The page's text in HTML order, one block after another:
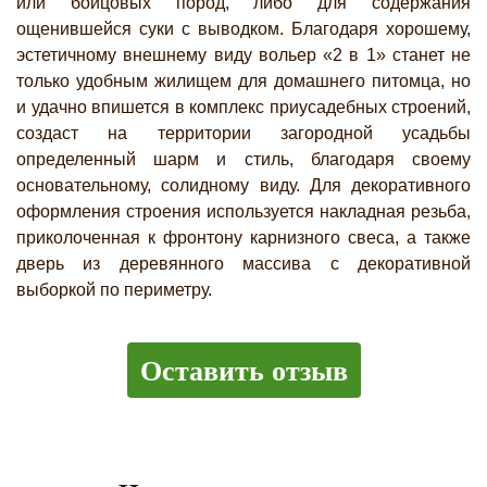
ощенившейся суки с выводком. Благодаря хорошему,
эстетичному внешнему виду вольер «2 в 1» станет не
только удобным жилищем для домашнего питомца, но
и удачно впишется в комплекс приусадебных строений,
создаст на территории загородной усадьбы
определенный шарм и стиль, благодаря своему
основательному, солидному виду. Для декоративного
оформления строения используется накладная резьба,
приколоченная к фронтону карнизного свеса, а также
дверь из деревянного массива с декоративной
выборкой по периметру.
Оставить отзыв